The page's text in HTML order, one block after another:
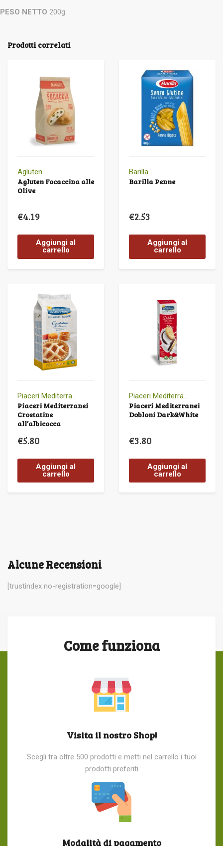
PESO NETTO 200g
Prodotti correlati
Agluten
Agluten Focaccina alle
Olive
€4.19
Aggiungi al
carrello
Barilla
Barilla Penne
€2.53
Aggiungi al
carrello
Piaceri Mediterranei
Crostatine
all’albicocca
€5.80
Aggiungi al
carrello
Piaceri Mediterranei
Dobloni Dark&White
€3.80
Aggiungi al
carrello
Alcune Recensioni
[trustindex no-registration=google]
Come funziona
Visita il nostro Shop!
Scegli tra oltre 500 prodotti e metti nel carrello i tuoi
prodotti preferiti
Modalità di pagamento